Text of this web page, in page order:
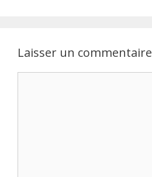
Laisser un commentaire